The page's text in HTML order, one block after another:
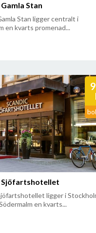
Stan
Stan ligger centralt i
en kvarts promenad...
Sjöfartshotellet
ligger i
en kvarts...